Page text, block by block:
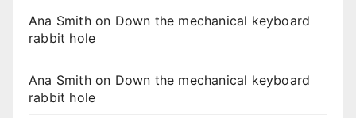
Ana Smithon Down the mechanical keyboard
rabbit hole
Ana Smithon Down the mechanical keyboard
rabbit hole